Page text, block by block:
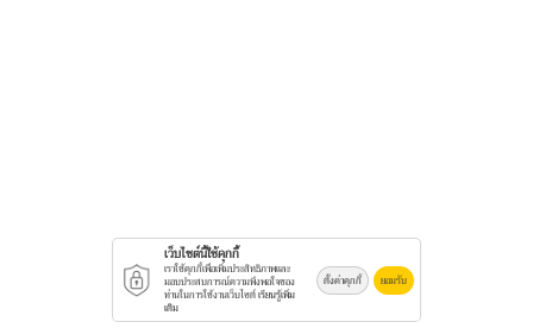
เว็บไซต์นี้ใช้คุกกี้
เราใช้คุกกี้เพื่อเพิ่มประสิทธิภาพและ
มอบประสบการณ์ความพึงพอใจของ
ท่านในการใช้งานเว็บไซต์เรียนรู้เพิ่ม
เติม
ตั้งค่าคุกกี้ ยอมรับ